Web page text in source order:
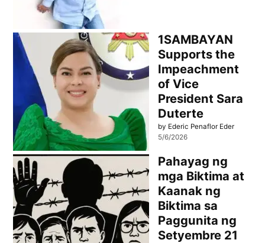
1SAMBAYAN
Supports the
Impeachment
of Vice
President Sara
Duterte
by Ederic Penaflor Eder
5/6/2026
Pahayag ng
mga Biktima at
Kaanak ng
Biktima sa
Paggunita ng
Setyembre 21